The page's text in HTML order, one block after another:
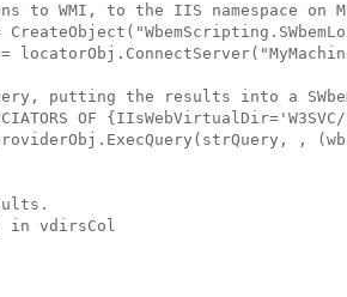
to WMI, to the IIS namespace on
putting the results into a
OF
,
in vdirsCol